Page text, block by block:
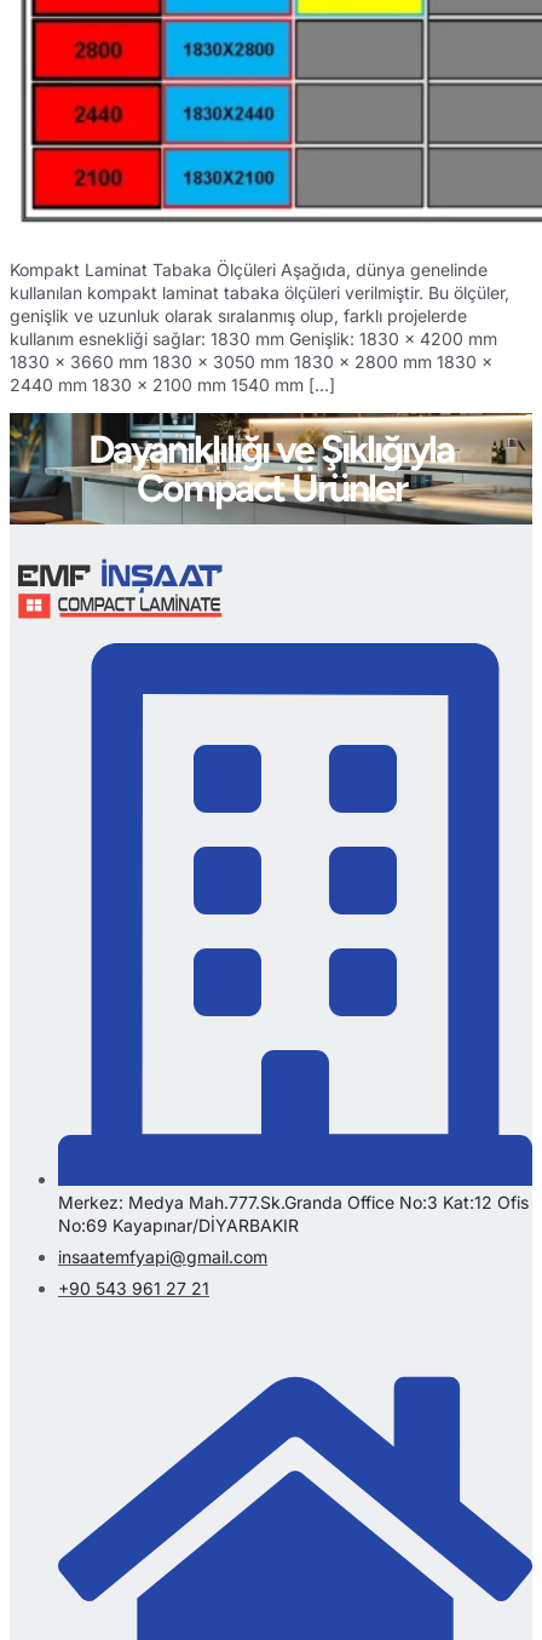
Kompakt Laminat Tabaka Ölçüleri Aşağıda, dünya genelinde
kullanılan kompakt laminat tabaka ölçüleri verilmiştir. Bu ölçüler,
genişlik ve uzunluk olarak sıralanmış olup, farklı projelerde
kullanım esnekliği sağlar: 1830 mm Genişlik: 1830 x 4200 mm
1830 x 3660 mm 1830 x 3050 mm 1830 x 2800 mm 1830 x
2440 mm 1830 x 2100 mm 1540 mm […]
Dayanıklılığı ve Şıklığıyla
Compact Ürünler
Merkez: Medya Mah.777.Sk.Granda Office No:3 Kat:12 Ofis
No:69 Kayapınar/DİYARBAKIR
insaatemfyapi@gmail.com
+90 543 961 27 21